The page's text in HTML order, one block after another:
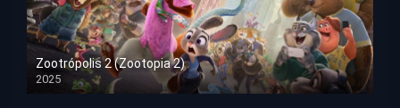
Zootrópolis 2 (Zootopia 2)
2025
HD 1080p